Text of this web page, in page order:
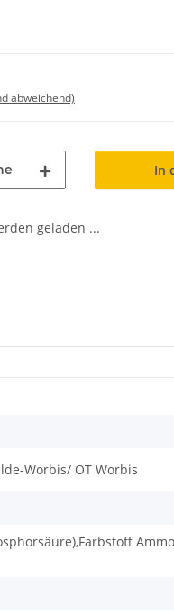
abweichend)
In
geladen ...
Worbis/ OT Worbis